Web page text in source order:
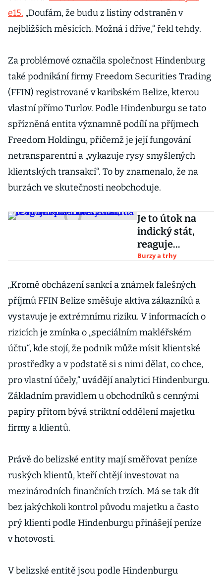
e15. „Doufám, že budu z listiny odstraněn v
nejbližších měsících. Možná i dříve,“ řekl tehdy.
Za problémové označila společnost Hindenburg
také podnikání firmy Freedom Securities Trading
(FFIN) registrované v karibském Belize, kterou
vlastní přímo Turlov. Podle Hindenburgu se tato
spřízněná entita významně podílí na příjmech
Freedom Holdingu, přičemž je její fungování
netransparentní a „vykazuje rysy smyšlených
klientských transakcí“. To by znamenalo, že na
burzách ve skutečnosti neobchoduje.
Je to útok na
indický stát,
reaguje
společnost
obvinění
amerického
Burzy a trhy
„Kromě obcházení sankcí a známek falešných
příjmů FFIN Belize směšuje aktiva zákazníků a
vystavuje je extrémnímu riziku. V informacích o
rizicích je zmínka o „speciálním makléřském
účtu“, kde stojí, že podnik může mísit klientské
prostředky a v podstatě si s nimi dělat, co chce,
pro vlastní účely,“ uvádějí analytici Hindenburgu.
Základním pravidlem u obchodníků s cennými
papíry přitom bývá striktní oddělení majetku
firmy a klientů.
Právě do belizské entity mají směřovat peníze
ruských klientů, kteří chtějí investovat na
mezinárodních finančních trzích. Má se tak dít
bez jakýchkoli kontrol původu majetku a často
prý klienti podle Hindenburgu přinášejí peníze
v hotovosti.
V belizské entitě jsou podle Hindenburgu